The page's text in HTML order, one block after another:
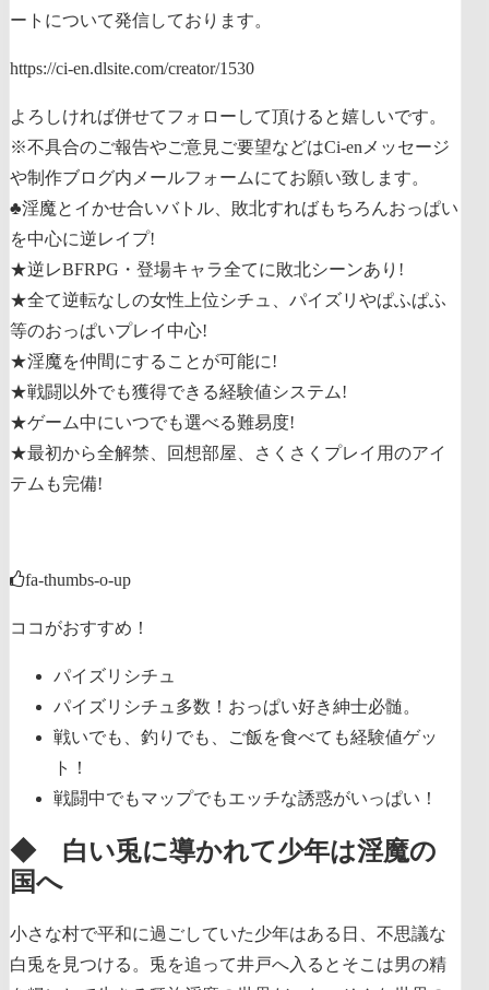
ートについて発信しております。
https://ci-en.dlsite.com/creator/1530
よろしければ併せてフォローして頂けると嬉しいです。
※不具合のご報告やご意見ご要望などはCi-enメッセージ
や制作ブログ内メールフォームにてお願い致します。
♣淫魔とイかせ合いバトル、敗北すればもちろんおっぱい
を中心に逆レイプ!
★逆レBFRPG・登場キャラ全てに敗北シーンあり!
★全て逆転なしの女性上位シチュ、パイズリやぱふぱふ
等のおっぱいプレイ中心!
★淫魔を仲間にすることが可能に!
★戦闘以外でも獲得できる経験値システム!
★ゲーム中にいつでも選べる難易度!
★最初から全解禁、回想部屋、さくさくプレイ用のアイ
テムも完備!
fa-thumbs-o-up
ココがおすすめ！
パイズリシチュ
パイズリシチュ多数！おっぱい好き紳士必髄。
戦いでも、釣りでも、ご飯を食べても経験値ゲッ
ト！
戦闘中でもマップでもエッチな誘惑がいっぱい！
◆ 白い兎に導かれて少年は淫魔の
国へ
小さな村で平和に過ごしていた少年はある日、不思議な
白兎を見つける。兎を追って井戸へ入るとそこは男の精